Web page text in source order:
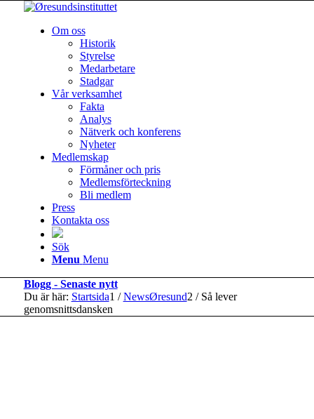
Om oss
Historik
Styrelse
Medarbetare
Stadgar
Vår verksamhet
Fakta
Analys
Nätverk och konferens
Nyheter
Medlemskap
Förmåner och pris
Medlemsförteckning
Bli medlem
Press
Kontakta oss
Sök
Menu Menu
Blogg - Senaste nytt
Du är här: Startsida1 / NewsØresund2 / Så lever
genomsnittsdansken